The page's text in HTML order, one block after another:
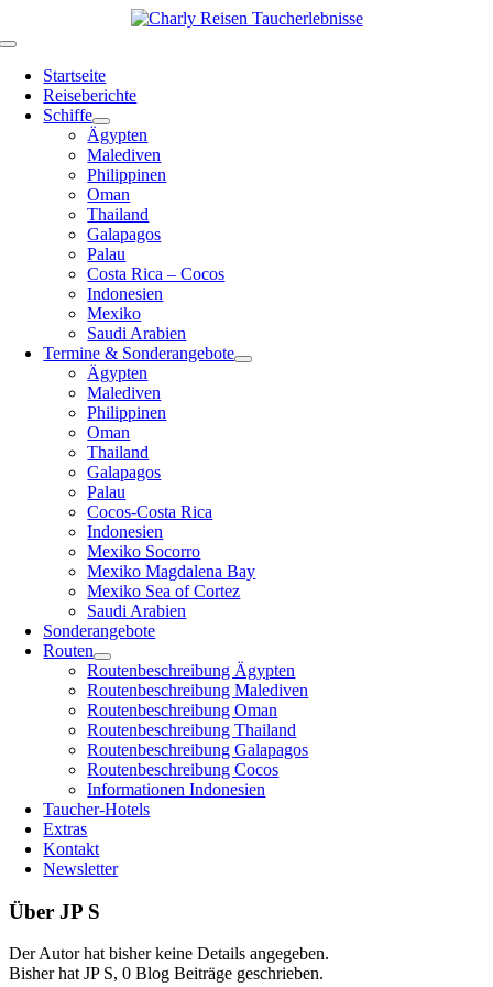
Inhalt
Toggle
NavigationStartseite
Reiseberichte
Schiffe
Ägypten
Malediven
Philippinen
Oman
Thailand
Galapagos
Palau
Costa Rica – Cocos
Indonesien
Mexiko
Saudi Arabien
Termine & Sonderangebote
Ägypten
Malediven
Philippinen
Oman
Thailand
Galapagos
Palau
Cocos-Costa Rica
Indonesien
Mexiko Socorro
Mexiko Magdalena Bay
Mexiko Sea of Cortez
Saudi Arabien
Sonderangebote
Routen
Routenbeschreibung Ägypten
Routenbeschreibung Malediven
Routenbeschreibung Oman
Routenbeschreibung Thailand
Routenbeschreibung Galapagos
Routenbeschreibung Cocos
Informationen Indonesien
Taucher-Hotels
Extras
Kontakt
Newsletter
Über JP S
Der Autor hat bisher keine Details angegeben.
Bisher hat JP S, 0 Blog Beiträge geschrieben.